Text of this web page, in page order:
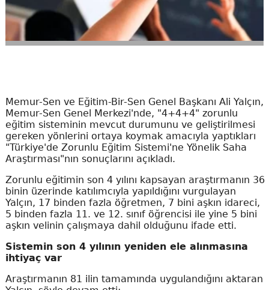
Memur-Sen ve Eğitim-Bir-Sen Genel Başkanı Ali Yalçın,
Memur-Sen Genel Merkezi'nde, "4+4+4" zorunlu
eğitim sisteminin mevcut durumunu ve geliştirilmesi
gereken yönlerini ortaya koymak amacıyla yaptıkları
"Türkiye'de Zorunlu Eğitim Sistemi'ne Yönelik Saha
Araştırması"nın sonuçlarını açıkladı.
Zorunlu eğitimin son 4 yılını kapsayan araştırmanın 36
binin üzerinde katılımcıyla yapıldığını vurgulayan
Yalçın, 17 binden fazla öğretmen, 7 bini aşkın idareci,
5 binden fazla 11. ve 12. sınıf öğrencisi ile yine 5 bini
aşkın velinin çalışmaya dahil olduğunu ifade etti.
Sistemin son 4 yılının yeniden ele alınmasına
ihtiyaç var
Araştırmanın 81 ilin tamamında uygulandığını aktaran